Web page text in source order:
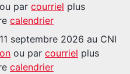
ou par courriel plus
calendrier
septembre 2026 au CNI
ou par courriel plus
calendrier